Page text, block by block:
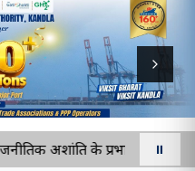
Next
अशांति के प्रभाव को कम
⏸